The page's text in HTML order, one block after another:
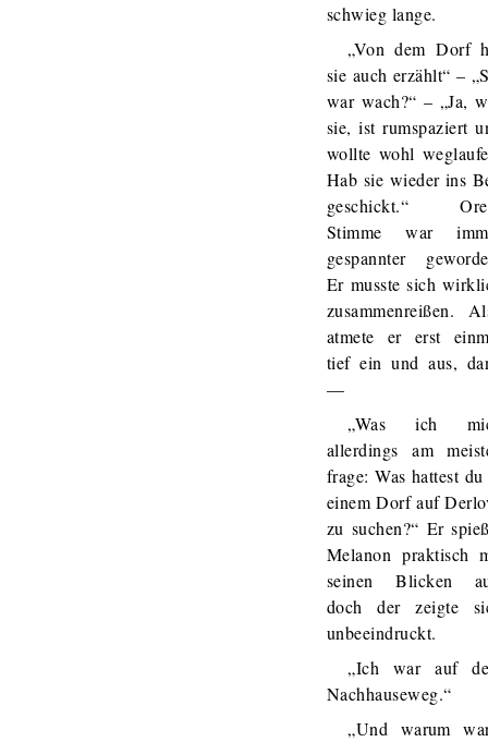
schwieg lange.
„Von dem Dorf
sie auch erzählt“ –
war wach?“ – „Ja,
sie, ist rumspaziert
wollte wohl
Hab sie wieder ins
geschickt.“
Stimme war
gespannter
Er musste sich
zusammenreißen.
atmete er erst
tief ein und aus,
—
„Was ich
allerdings am
frage: Was hattest
einem Dorf auf
zu suchen?“ Er
Melanon praktisch
seinen Blicken
doch der zeigte
unbeeindruckt.
„Ich war auf
Nachhauseweg.“
„Und warum